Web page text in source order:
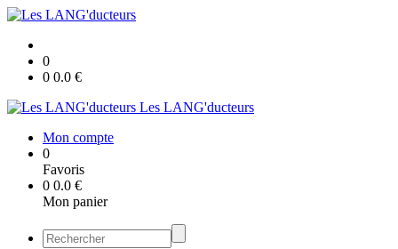
0
0 0.0 €
Les LANG'ducteurs
Mon compte
0
Favoris
0 0.0 €
Mon panier